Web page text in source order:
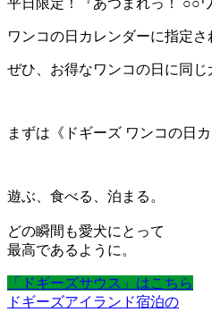
ワンコの日カレンダーに指定
ぜひ、お得なワンコの日に同
まずは《ドギーズ ワンコの日
遊ぶ、食べる、泊まる。
どの瞬間も愛犬にとって
最高であるように。
「ドギーズサウス」はこちら
ドギーズアイランド宿泊の